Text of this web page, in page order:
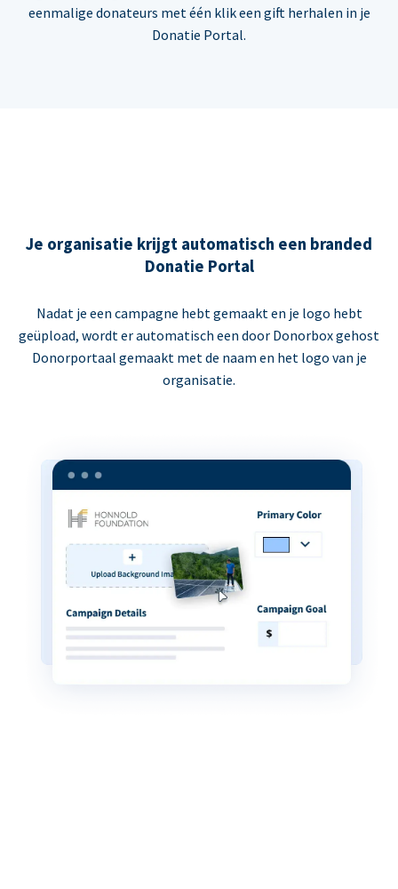
eenmalige donateurs met één klik een gift herhalen in je
Donatie Portal.
Je organisatie krijgt automatisch een branded
Donatie Portal
Nadat je een campagne hebt gemaakt en je logo hebt
geüpload, wordt er automatisch een door Donorbox gehost
Donorportaal gemaakt met de naam en het logo van je
organisatie.